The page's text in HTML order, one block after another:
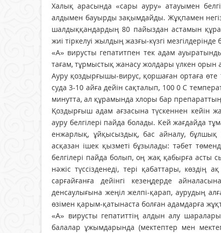
Халық арасында «сары ауру» атауымен
алдымен бауырды зақымдайды. Жұқпамен
шалдыққандардың 80 пайыздан астамын
жиі тіркелуі жылдың жазғы-күзгі
«А» вирусты гепатитпен тек адам
тағам, тұрмыстық жанасу жолдары үлкен
Ауру қоздырғышы-вирус, қоршаған ортаға өте
суда 3-10 айға дейін сақталып, 100 0 С
минутта, ал құрамында хлоры бар
Қоздырғыш адам ағзасына түскеннен кейін
ауру белгілері пайда болады. Кей жағдайда
енжарлық, ұйқысыздық, бас айналу, бұлшық
асқазан ішек қызметі бұзылады: тәбет
белгілері пайда болып, оң жақ қабырға асты
нәжіс түссізденеді, тері қабаттары,
сарғайғанға дейінгі кезеңдерде
денсаулығына жеңіл желпі-қарап, аурудың
өзімен қарым-қатынаста болған адамдарға
«А» вирусты гепатиттің алдын алу
балалар ұжымдарында (мектептер мен